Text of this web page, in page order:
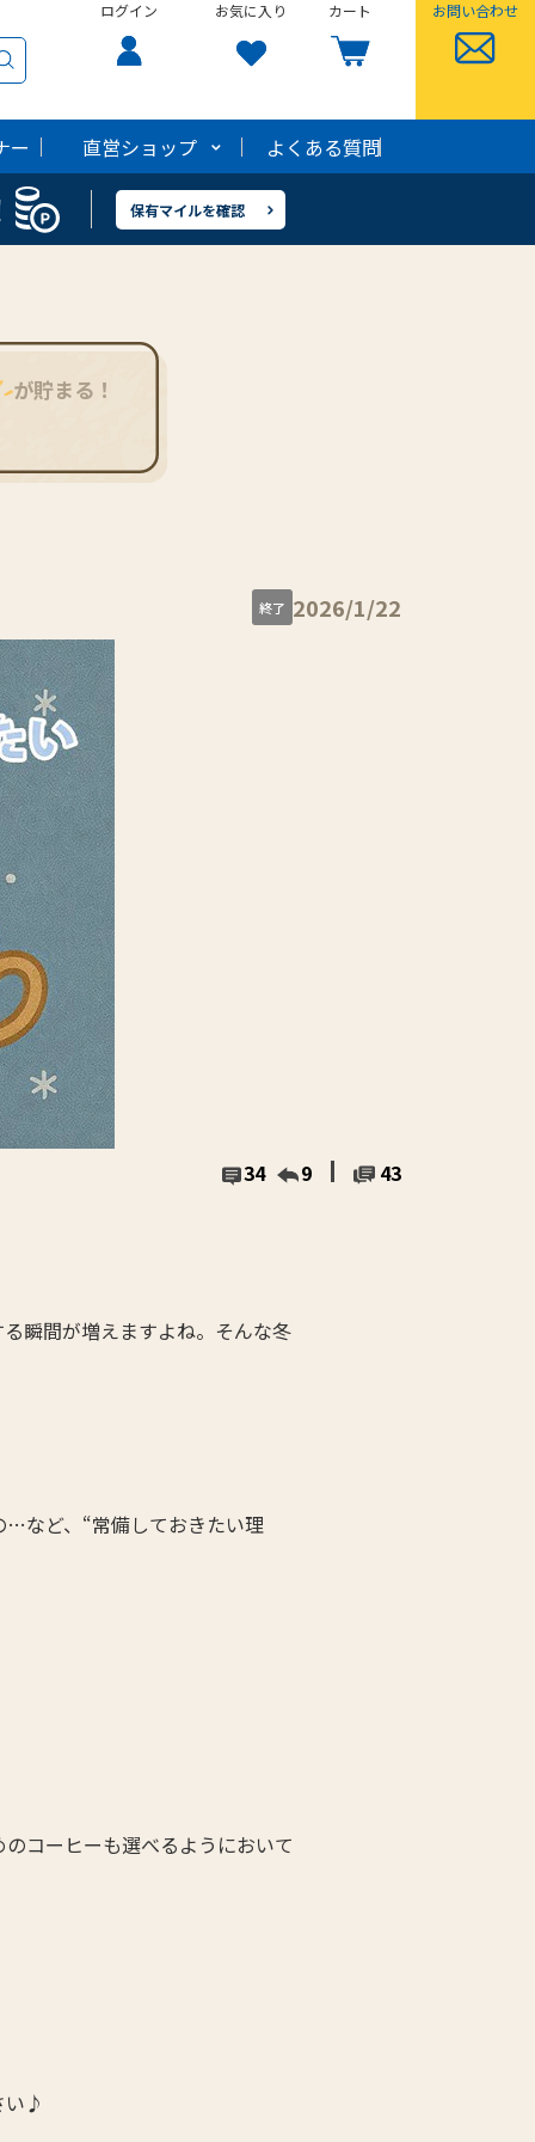
ログイン お気に入り カート お問い合わせ
ー 直営ショップ よくある質問
保有マイルを確認
ログイン お気に入り カート お問い合わせ
ー 直営ショップ よくある質問
保有マイルを確認
が貯まる！
終了 2026/1/22
34 9 43
瞬間が増えますよね。そんな冬
…など、“常備しておきたい理
コーヒーも選べるようにおいて
い♪